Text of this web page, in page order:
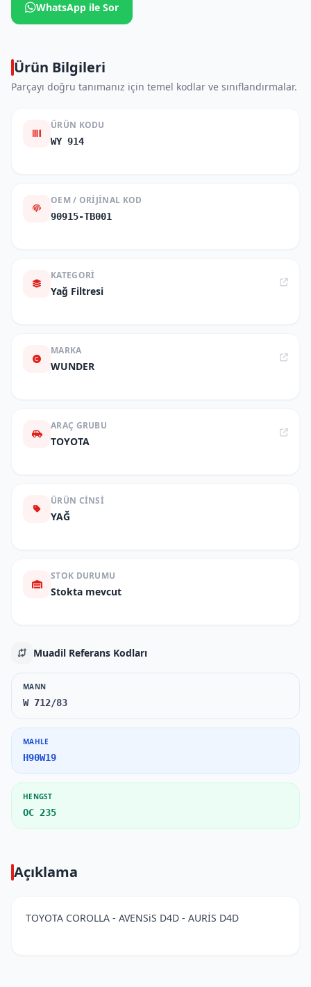
WhatsApp ile Sor
Ürün Bilgileri
Parçayı doğru tanımanız için temel kodlar ve sınıflandırmalar.
ÜRÜN KODU
WY 914
OEM / ORIJINAL KOD
90915-TB001
KATEGORI
Yağ Filtresi
MARKA
WUNDER
ARAÇ GRUBU
TOYOTA
ÜRÜN CINSI
YAĞ
STOK DURUMU
Stokta mevcut
Muadil Referans Kodları
MANN
W 712/83
MAHLE
H90W19
HENGST
OC 235
Açıklama
TOYOTA COROLLA - AVENSiS D4D - AURİS D4D